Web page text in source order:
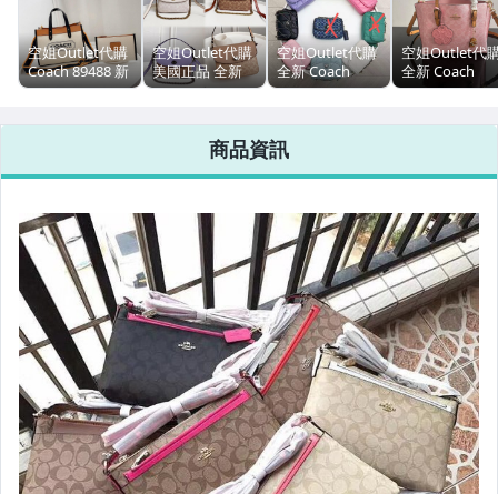
空姐Outlet代購
Coach 89488 新
款Field30拼色帆
斜背包 手提包
空姐Outlet代購
美國正品 全新
Coach 89089 熱
皮女士郵差包 斜
背包 3條肩帶 可
調節長短 單肩斜
跨手提女包 附購
空姐Outlet代購
全新 Coach
8560 蔻馳新款
格女包 翻蓋鏈條
包 風琴包 斜背
包
空姐Outlet代
全新 Coach
CER24 蔻馳熱
Tote25女士托
證
商品資訊